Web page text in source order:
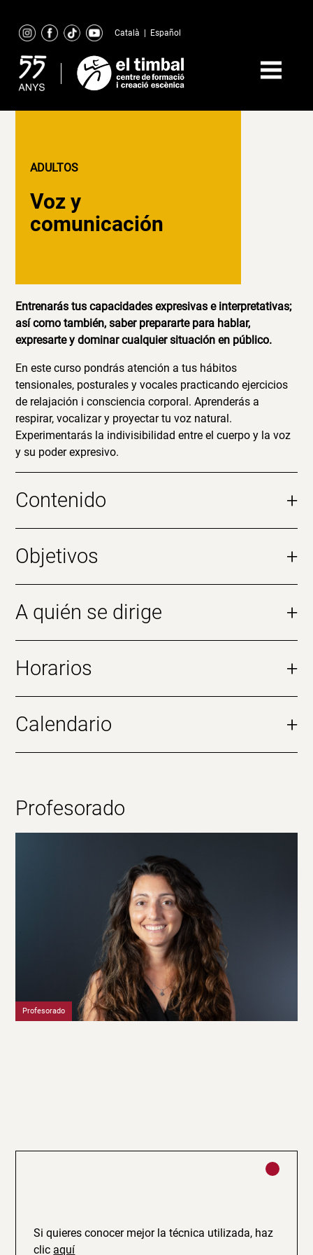
content
Català Español
ADULTOS
Voz y
comunicación
Entrenarás tus capacidades expresivas e interpretativas;
así como también, saber prepararte para hablar,
expresarte y dominar cualquier situación en público.
En este curso pondrás atención a tus hábitos
tensionales, posturales y vocales practicando ejercicios
de relajación i consciencia corporal. Aprenderás a
respirar, vocalizar y proyectar tu voz natural.
Experimentarás la indivisibilidad entre el cuerpo y la voz
y su poder expresivo.
Contenido +
Objetivos +
A quién se dirige +
Horarios +
Calendario +
Profesorado
Profesorado
Si quieres conocer mejor la técnica utilizada, haz
clic aquí